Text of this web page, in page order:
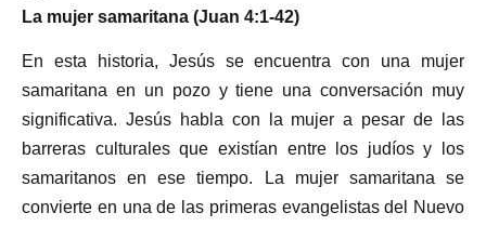
La mujer samaritana (Juan 4:1-42)
En esta historia, Jesús se encuentra con una mujer
samaritana en un pozo y tiene una conversación muy
significativa. Jesús habla con la mujer a pesar de las
barreras culturales que existían entre los judíos y los
samaritanos en ese tiempo. La mujer samaritana se
convierte en una de las primeras evangelistas del Nuevo